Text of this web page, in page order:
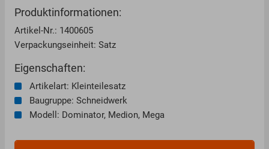
Produktinformationen:
Artikel-Nr.: 1400605
Verpackungseinheit: Satz
Eigenschaften:
Artikelart: Kleinteilesatz
Baugruppe: Schneidwerk
Modell: Dominator, Medion, Mega